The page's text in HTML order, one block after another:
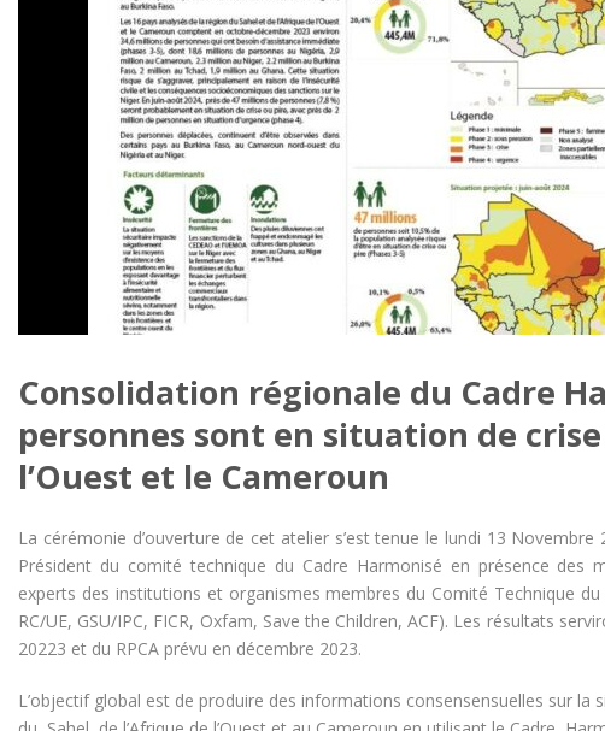
Consolidation régionale du Cadre
personnes sont en situation de
l’Ouest et le Cameroun
La cérémonie d’ouverture de cet atelier s’est tenue le lundi 13
Président du comité technique du Cadre Harmonisé en présence des
experts des institutions et organismes membres du Comité Technique du
RC/UE, GSU/IPC, FICR, Oxfam, Save the Children, ACF). Les résultats
20223 et du RPCA prévu en décembre 2023.
L’objectif global est de produire des informations consensensuelles sur